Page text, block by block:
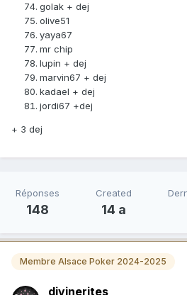
golak + dej
olive51
yaya67
mr chip
lupin + dej
marvin67 + dej
kadael + dej
jordi67 +dej
+ 3 dej
Réponses
148
Created
14 a
Membre Alsace Poker 2024-2025
divinerites